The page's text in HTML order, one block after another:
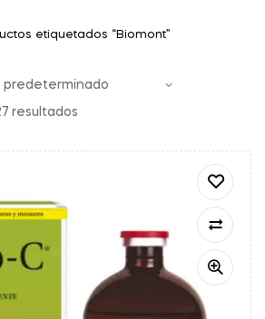
etiquetados “Biomont”
resultados